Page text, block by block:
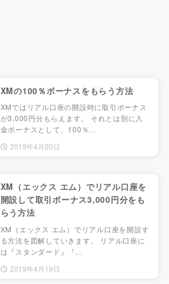
XMの100％ボーナスをもらう方法
XMではリアル口座の開設時に取引ボーナス
が3,000円分もらえます。 それとは別に入
金ボーナスとして、100％…
2019年4月20日
XM（エックス エム）でリアル口座を
開設して取引ボーナス3,000円分をも
らう方法
XM（エックス エム）でリアル口座を開設す
る方法を図解していきます。 リアル口座に
は『スタンダード』『…
2019年4月19日